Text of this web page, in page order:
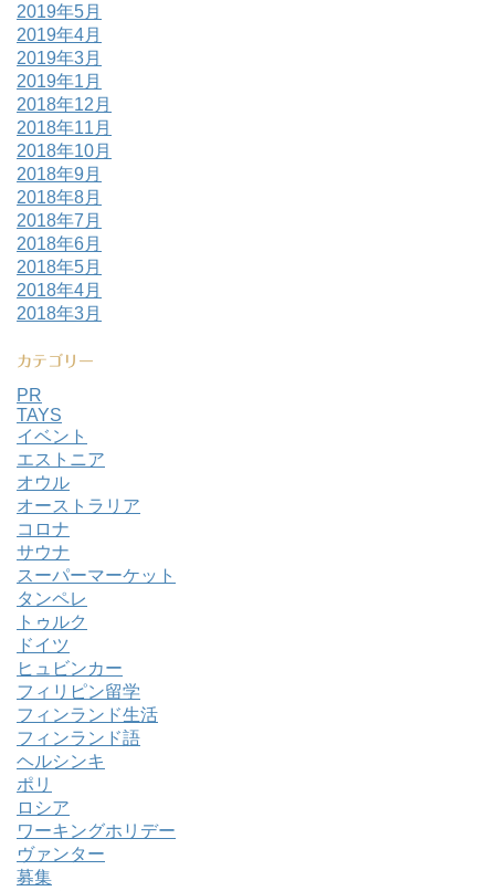
2019年5月
2019年4月
2019年3月
2019年1月
2018年12月
2018年11月
2018年10月
2018年9月
2018年8月
2018年7月
2018年6月
2018年5月
2018年4月
2018年3月
カテゴリー
PR
TAYS
イベント
エストニア
オウル
オーストラリア
コロナ
サウナ
スーパーマーケット
タンペレ
トゥルク
ドイツ
ヒュビンカー
フィリピン留学
フィンランド生活
フィンランド語
ヘルシンキ
ポリ
ロシア
ワーキングホリデー
ヴァンター
募集